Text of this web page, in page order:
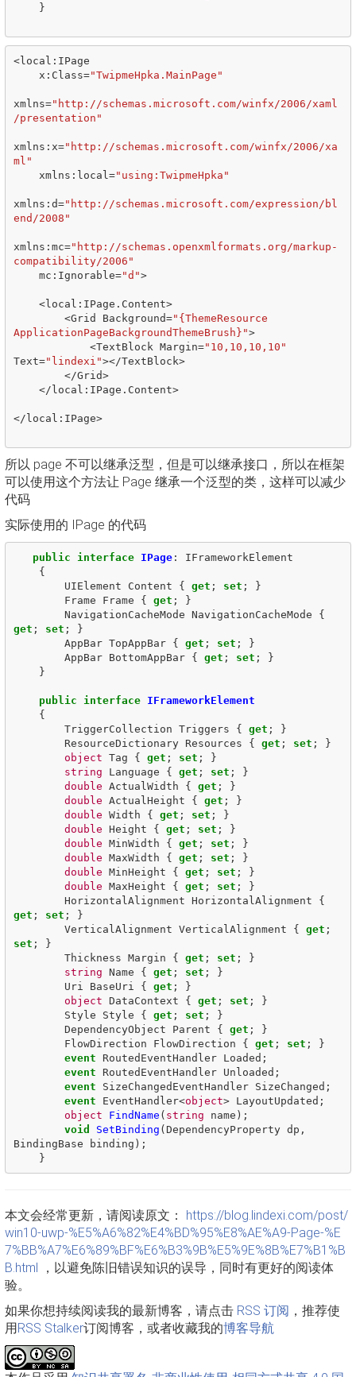
}
<local : IPage
x : Class="TwipmeHpka.MainPage"
xmlns="http://schemas.microsoft.com/winfx/2006/xaml
/presentation"
xmlns : x="http://schemas.microsoft.com/winfx/2006/xa
ml"
xmlns : local ="using:TwipmeHpka"
xmlns : d="http://schemas.microsoft.com/expression/bl
end/2008"
xmlns : mc="http://schemas.openxmlformats.org/markup-
compatibility/2006"
mc : Ignorable="d">
<local : IPage . Content>
<Grid Background="{ThemeResource
ApplicationPageBackgroundThemeBrush}">
<TextBlock Margin="10,10,10,10"
Text="lindexi"></TextBlock>
</Grid>
</local : IPage . Content>
</local : IPage>
所以 page 不可以继承泛型，但是可以继承接口，所以在框架
可以使用这个方法让 Page 继承一个泛型的类，这样可以减少
代码
实际使用的 IPage 的代码
public interface IPage:
IFrameworkElement
{
UIElement
Content { get ; set ;
}
Frame
Frame { get ;
}
NavigationCacheMode NavigationCacheMode
{
get ; set ;
}
AppBar TopAppBar { get ; set ;
}
AppBar
BottomAppBar { get ; set ;
}
}
public interface
IFrameworkElement
{
TriggerCollection Triggers { get ;
}
ResourceDictionary
Resources { get ; set ;
}
object Tag { get ; set ;
}
string
Language { get ; set ;
}
double ActualWidth { get ;
}
double ActualHeight { get ;
}
double Width { get ; set ;
}
double Height { get ; set ;
}
double MinWidth { get ; set ;
}
double MaxWidth { get ; set ;
}
double MinHeight { get ; set ;
}
double MaxHeight { get ; set ;
}
HorizontalAlignment HorizontalAlignment
{
get ; set ;
}
VerticalAlignment VerticalAlignment { get ;
set ;
}
Thickness Margin { get ; set ;
}
string Name { get ; set ;
}
Uri
BaseUri { get ;
}
object DataContext { get ; set ;
}
Style
Style { get ; set ;
}
DependencyObject
Parent { get ;
}
FlowDirection
FlowDirection { get ; set ;
}
event
RoutedEventHandler Loaded ;
event
RoutedEventHandler Unloaded ;
event
SizeChangedEventHandler SizeChanged ;
event
EventHandler<object> LayoutUpdated ;
object
FindName ( string name );
void
SetBinding (DependencyProperty dp ,
BindingBase
binding );
}
本文会经常更新，请阅读原文： https://blog.lindexi.com/post/
win10-uwp-%E5%A6%82%E4%BD%95%E8%AE%A9-Page-%E
7%BB%A7%E6%89%BF%E6%B3%9B%E5%9E%8B%E7%B1%B
B.html ，以避免陈旧错误知识的误导，同时有更好的阅读体
验。
如果你想持续阅读我的最新博客，请点击 RSS 订阅 ，推荐使
用RSS Stalker订阅博客，或者收藏我的博客导航